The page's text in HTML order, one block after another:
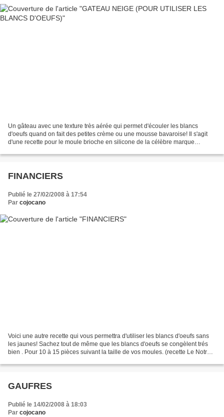
Un gâteau avec une texture très aérée qui permet d'écouler les blancs
d'oeufs quand on fait des petites crème ou une mousse bavaroise! Il s'agit
d'une recette pour le moule brioche en silicone de la célèbre marque
FINANCIERS
Publié le 27/02/2008 à 17:54
Par cojocano
Voici une autre recette qui vous permettra d'utiliser les blancs d'oeufs sans
les jaunes! Sachez tout de même que les blancs d'oeufs se congèlent trés
bien . Pour 10 à 15 pièces suivant la taille de vos moules. (recette Le Notre)
GAUFRES
Publié le 14/02/2008 à 18:03
Par cojocano